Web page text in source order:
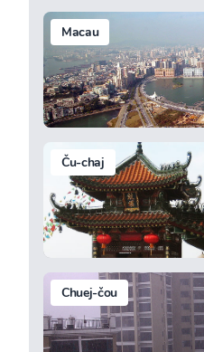
Macau
Ču-chaj
Chuej-čou